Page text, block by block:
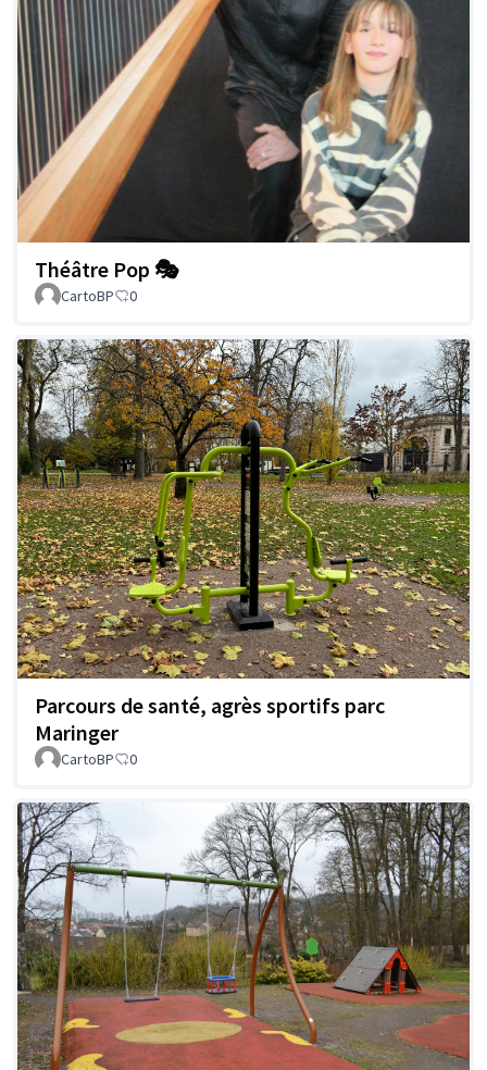
Théâtre Pop 🎭
CartoBP 0
Parcours de santé, agrès sportifs parc
Maringer
CartoBP 0